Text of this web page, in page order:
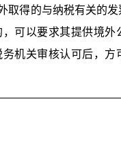
取得的与纳税有关的
可以要求其提供境外
机关审核认可后，方